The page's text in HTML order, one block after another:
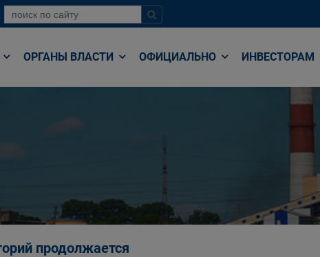
ОРГАНЫ ВЛАСТИ ОФИЦИАЛЬНО ИНВЕСТОРАМ
продолжается